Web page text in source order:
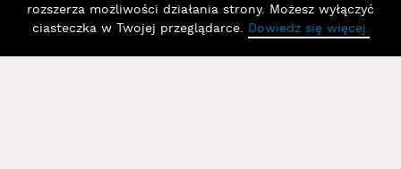
rozszerza możliwości działania strony. Możesz wyłączyć
ciasteczka w Twojej przeglądarce. Dowiedz się więcej.